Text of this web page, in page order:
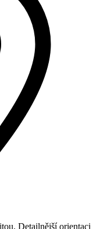
Detailnější orientaci